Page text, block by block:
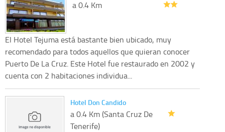
a 0.4 Km
El Hotel Tejuma está bastante bien ubicado, muy
recomendado para todos aquellos que quieran conocer
Puerto De La Cruz. Este Hotel fue restaurado en 2002 y
cuenta con 2 habitaciones individua...
Hotel Don Candido
a 0.4 Km (Santa Cruz De
Tenerife)